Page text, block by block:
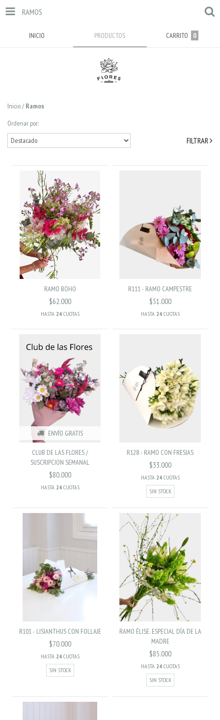
RAMOS
INICIO PRODUCTOS CARRITO 0
Inicio/ Ramos
Ordenar por:
FILTRAR
RAMO BOHO
$62.000
HASTA 24CUOTAS
R111 - RAMO CAMPESTRE
$51.000
HASTA 24CUOTAS
ENVÍO GRATIS
CLUB DE LAS FLORES /
SUSCRIPCION SEMANAL
$80.000
HASTA 24CUOTAS
R128 - RAMO CON FRESIAS
$33.000
HASTA 24CUOTAS
SIN STOCK
R101 - LISIANTHUS CON FOLLAJE
$70.000
HASTA 24CUOTAS
SIN STOCK
RAMO ÉLISE. ESPECIAL DÍA DE LA
MADRE
$85.000
HASTA 24CUOTAS
SIN STOCK